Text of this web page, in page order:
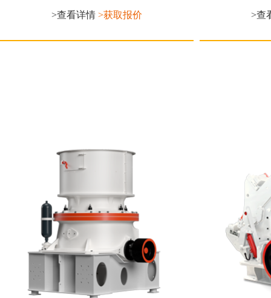
>查看详情 >获取报价 >查